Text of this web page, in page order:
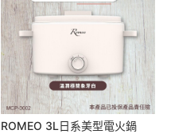
ROMEO 3L日系美型電火鍋